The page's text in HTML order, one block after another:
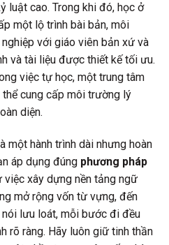
luật cao. Trong khi đó, học ở
một lộ trình bài bản, môi
với giáo viên bản xứ và
và tài liệu được thiết kế tối ưu.
việc tự học, một trung tâm
cung cấp môi trường lý
diện.
một hành trình dài nhưng hoàn
áp dụng đúng phương pháp
việc xây dựng nền tảng ngữ
mở rộng vốn từ vựng, đến
lưu loát, mỗi bước đi đều
rõ ràng. Hãy luôn giữ tinh thần